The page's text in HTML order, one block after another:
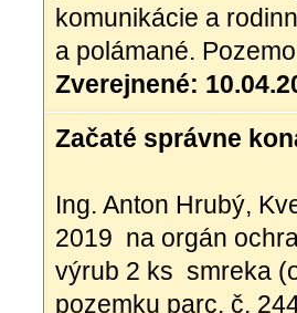
komunikácie a
a polámané.
Zverejnené:
Začaté správne
Ing. Anton Hrubý,
2019 na orgán
výrub 2 ks smreka
pozemku parc. č.